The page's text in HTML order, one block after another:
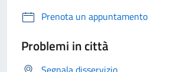
Prenota un appuntamento
Problemi in città